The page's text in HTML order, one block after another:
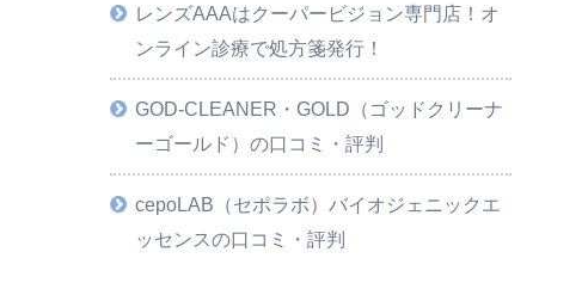
レンズAAAはクーパービジョン専門店！オ
ンライン診療で処方箋発行！
GOD-CLEANER・GOLD（ゴッドクリーナ
ーゴールド）の口コミ・評判
cepoLAB（セポラボ）バイオジェニックエ
ッセンスの口コミ・評判